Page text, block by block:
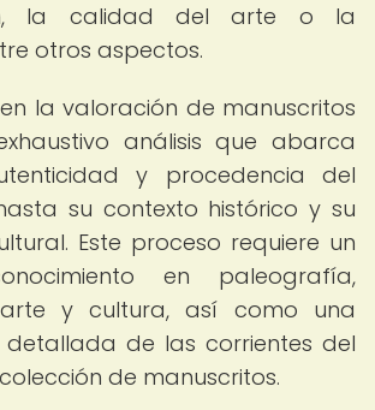
la calidad del arte o la
otros aspectos.
la valoración de manuscritos
análisis que abarca
y procedencia del
su contexto histórico y su
Este proceso requiere un
en paleografía,
y cultura, así como una
detallada de las corrientes del
de manuscritos.